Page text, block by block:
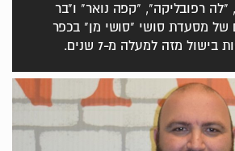
"לה רפובליקה", "קפה נואר" ו"בר
של מסעדת סושי "סושי מן" בכפר
מזה למעלה מ-7 שנים.